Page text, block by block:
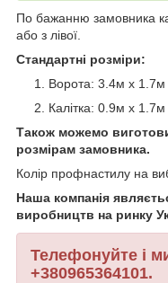
По бажанню замовника
або з лівої.
Стандартні розміри:
Ворота: 3.4м х 1.7м
Калітка: 0.9м х 1.7м
Також можемо
розмірам замовника.
Колір профнастилу на
Наша компанія
виробництв на ринку
Телефонуйте і
+380965364101.